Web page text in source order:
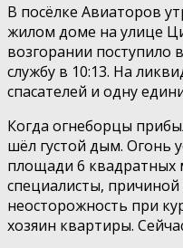
В посёлке Авиаторов
жилом доме на улице
возгорании поступило
службу в 10:13. На
спасателей и одну
Когда огнеборцы
шёл густой дым. Огонь
площади 6 квадратных
специалисты, причиной
неосторожность при
хозяин квартиры.